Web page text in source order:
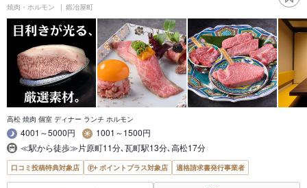
焼肉・ホルモン 鍛冶屋町
高松 焼肉 個室 ディナー ランチ ホルモン
4001～5000円
1001～1500円
≪駅から徒歩≫片原町11分､瓦町駅13分､高松17分
口コミ投稿特典対象店 ポイントプラス対象店 適格請求書発行事業者